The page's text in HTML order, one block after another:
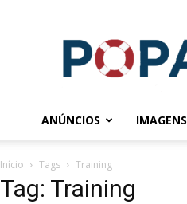
ANÚNCIOS IMAGENS
Início Tags Training
Tag: Training